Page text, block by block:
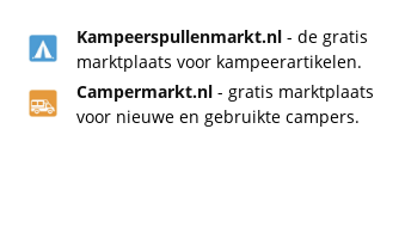
Kampeerspullenmarkt.nl - de gratis
marktplaats voor kampeerartikelen.
Campermarkt.nl - gratis marktplaats
voor nieuwe en gebruikte campers.